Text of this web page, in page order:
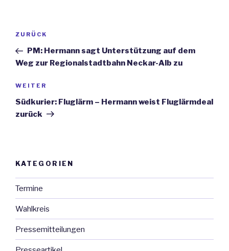
Beitrags-
Vorheriger
Beitrag
ZURÜCK
PM: Hermann sagt Unterstützung auf dem
Weg zur Regionalstadtbahn Neckar-Alb zu
Nächster
Beitrag
WEITER
Südkurier: Fluglärm – Hermann weist Fluglärmdeal
zurück
KATEGORIEN
Termine
Wahlkreis
Pressemitteilungen